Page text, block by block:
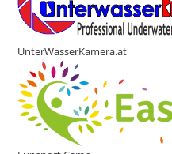
UnterWasserKamera.at